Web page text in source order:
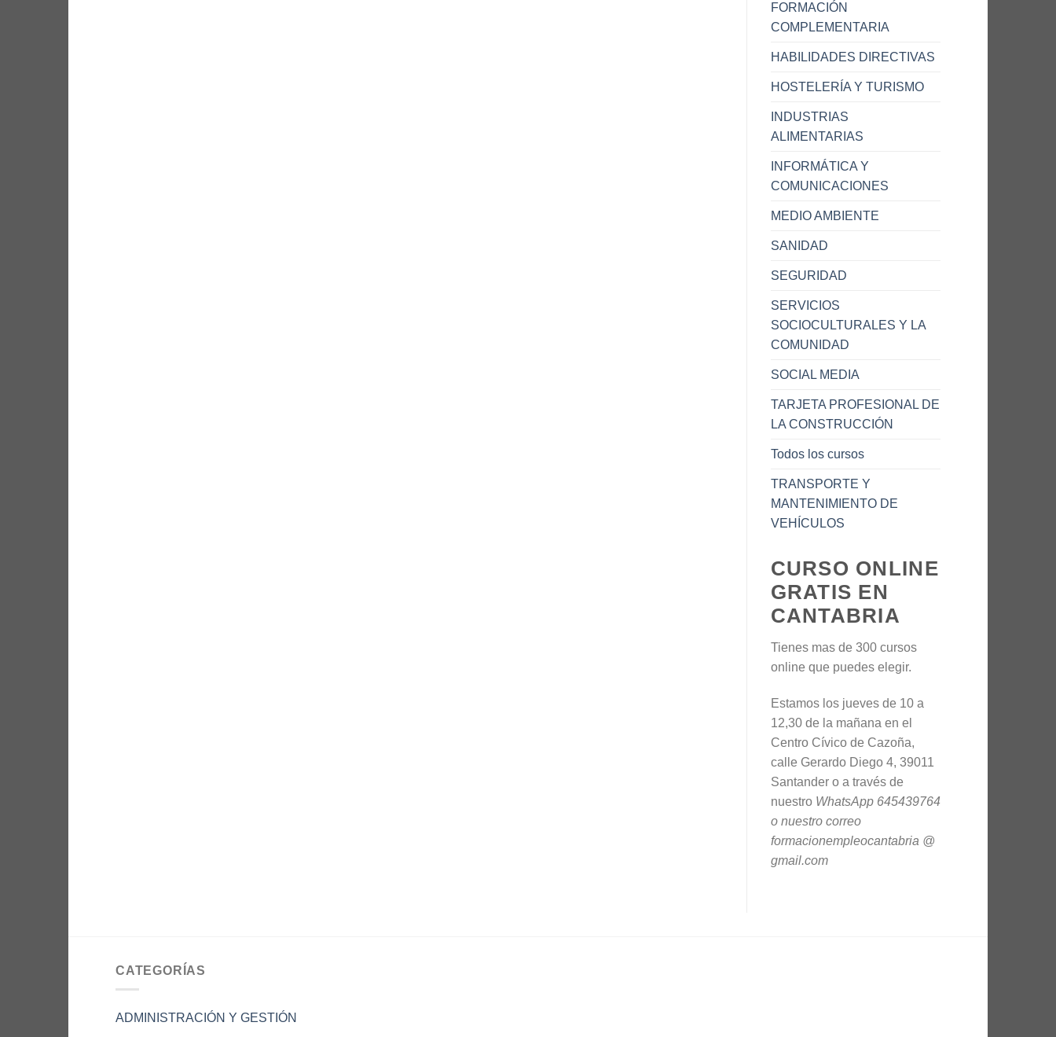
FORMACIÓN
COMPLEMENTARIA
HABILIDADES DIRECTIVAS
HOSTELERÍA Y TURISMO
INDUSTRIAS
ALIMENTARIAS
INFORMÁTICA Y
COMUNICACIONES
MEDIO AMBIENTE
SANIDAD
SEGURIDAD
SERVICIOS
SOCIOCULTURALES Y LA
COMUNIDAD
SOCIAL MEDIA
TARJETA PROFESIONAL DE
LA CONSTRUCCIÓN
Todos los cursos
TRANSPORTE Y
MANTENIMIENTO DE
VEHÍCULOS
CURSO ONLINE
GRATIS EN
CANTABRIA
Tienes mas de 300 cursos
online que puedes elegir.
Estamos los jueves de 10 a
12,30 de la mañana en el
Centro Cívico de Cazoña,
calle Gerardo Diego 4, 39011
Santander o a través de
nuestro WhatsApp 645439764
o nuestro correo
formacionempleocantabria @
gmail.com
CATEGORÍAS
ADMINISTRACIÓN Y GESTIÓN